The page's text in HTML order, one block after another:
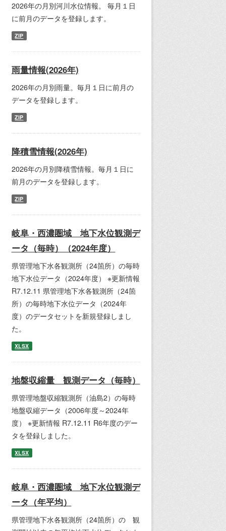
2026年の月別河川水位情報。 毎月１日
に前月のデータを登録します。
ZIP
雨量情報(2026年)
2026年の月別雨量。毎月１日に前月の
データを登録します。
ZIP
降積雪情報(2026年)
2026年の月別降積雪情報。毎月１日に
前月のデータを登録します。
ZIP
岐阜・西濃圏域 地下水位観測デ
ータ（毎時）（2024年度）
県管理地下水各観測所（24箇所）の毎時
地下水位データ（2024年度） ※更新情報
R7.12.11 県管理地下水各観測所（24箇
所）の毎時地下水位データ（2024年
度）のデータセットを新規登録しまし
た。
XLSX
地盤収縮量 観測データ（毎時）
県管理地盤収縮観測所（油島2）の毎時
地盤収縮データ（2006年度～2024年
度） ※更新情報 R7.12.11 R6年度のデー
タを登録しました。
XLSX
岐阜・西濃圏域 地下水位観測デ
ータ（年平均）
県管理地下水各観測所（24箇所）の 観